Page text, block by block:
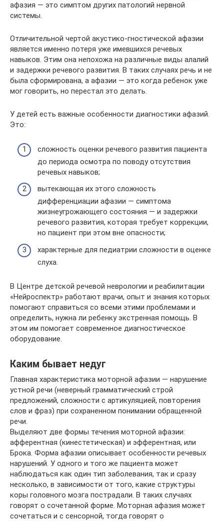
афазия — это симптом других патологий нервной
системы.
Отличительной чертой акустико-гностической афазии
является именно потеря уже имевшихся речевых
навыков. Этим она непохожа на различные виды алалий
и задержки речевого развития. В таких случаях речь и не
была сформирована, а афазии — это когда ребенок уже
мог говорить, но перестал это делать.
У детей есть важные особенности диагностики афазий.
Это:
сложность оценки речевого развития пациента
до периода осмотра по поводу отсутствия
речевых навыков;
вытекающая их этого сложность
дифференциации афазии — симптома
жизнеугрожающего состояния — и задержки
речевого развития, которая требует коррекции,
но пациент при этом вне опасности;
характерные для педиатрии сложности в оценке
слуха.
В Центре детской речевой неврологии и реабилитации
«Нейроспектр» работают врачи, опыт и знания которых
помогают справиться со всеми этими проблемами и
определить, нужна ли ребенку экстренная помощь. В
этом им помогает современное диагностическое
оборудование.
Каким бывает недуг
Главная характеристика моторной афазии — нарушение
устной речи (неверный грамматический строй
предложений, сложности с артикуляцией, повторения
слов и фраз) при сохраненном понимании обращенной
речи.
Выделяют две формы течения моторной афазии:
афферентная (кинестетическая) и эфферентная, или
Брока. Форма афазии описывает особенности речевых
нарушений. У одного и того же пациента может
наблюдаться как один тип заболевания, так и сразу
несколько, в зависимости от того, какие структуры
коры головного мозга пострадали. В таких случаях
говорят о сочетанной форме. Моторная афазия может
сочетаться и с сенсорной, тогда говорят о